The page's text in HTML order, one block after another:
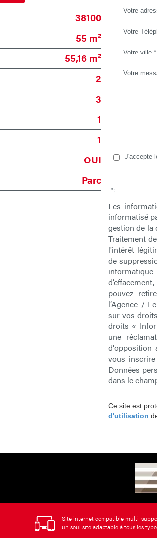
38100
55 m²
55,16 m²
2
3
1
1
OUI
Parc
Votre
Votre
Votre ville *
Votre
J'accepte
* :
Les
informatisé
gestion de la
Traitement
l'intérêt
de
pouvez
l’Agence /
sur vos
droits «
une
d'opposition
vous
Données
dans le
Ce site est
d'utilisation
Site internet compatible multi-
un seul site adaptable à tous les